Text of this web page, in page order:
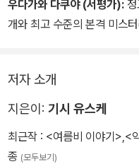
우다가와 다쿠야 (서평가):
개와 최고 수준의 본격 미스
저자 소개
지은이: 기시 유스케
최근작 : <여름비 이야기> <
종 (모두보기)